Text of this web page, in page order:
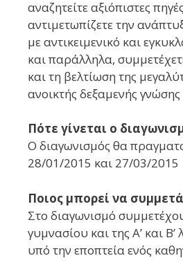
αναζητείτε αξιόπιστες
αντιμετωπίζετε την
με αντικειμενικό και
και παράλληλα,
και τη βελτίωση της
ανοικτής δεξαμενής
Πότε γίνεται ο
Ο διαγωνισμός θα
28/01/2015 και 27/03/2015
Ποιος μπορεί να
Στο διαγωνισμό
γυμνασίου και της Α’ και
υπό την εποπτεία ενός